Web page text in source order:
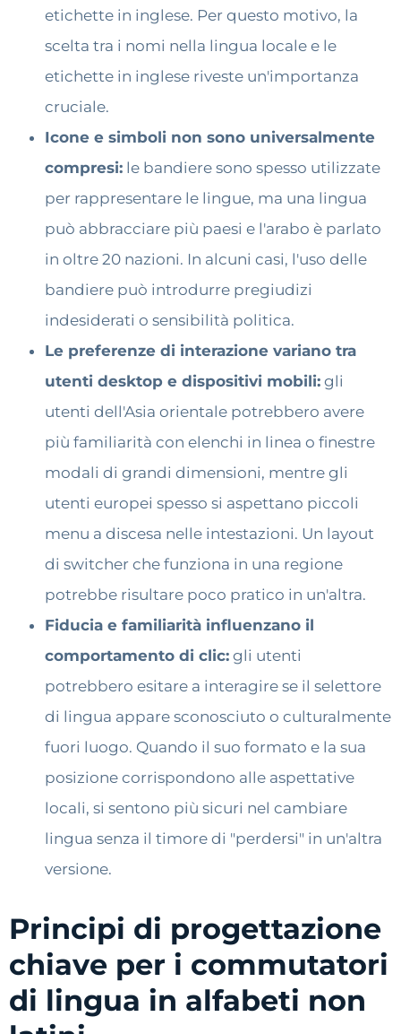
etichette in inglese. Per questo motivo, la
scelta tra i nomi nella lingua locale e le
etichette in inglese riveste un'importanza
cruciale.
Icone e simboli non sono universalmente
compresi: le bandiere sono spesso utilizzate
per rappresentare le lingue, ma una lingua
può abbracciare più paesi e l'arabo è parlato
in oltre 20 nazioni. In alcuni casi, l'uso delle
bandiere può introdurre pregiudizi
indesiderati o sensibilità politica.
Le preferenze di interazione variano tra
utenti desktop e dispositivi mobili: gli
utenti dell'Asia orientale potrebbero avere
più familiarità con elenchi in linea o finestre
modali di grandi dimensioni, mentre gli
utenti europei spesso si aspettano piccoli
menu a discesa nelle intestazioni. Un layout
di switcher che funziona in una regione
potrebbe risultare poco pratico in un'altra.
Fiducia e familiarità influenzano il
comportamento di clic: gli utenti
potrebbero esitare a interagire se il selettore
di lingua appare sconosciuto o culturalmente
fuori luogo. Quando il suo formato e la sua
posizione corrispondono alle aspettative
locali, si sentono più sicuri nel cambiare
lingua senza il timore di "perdersi" in un'altra
versione.
Principi di progettazione
chiave per i commutatori
di lingua in alfabeti non